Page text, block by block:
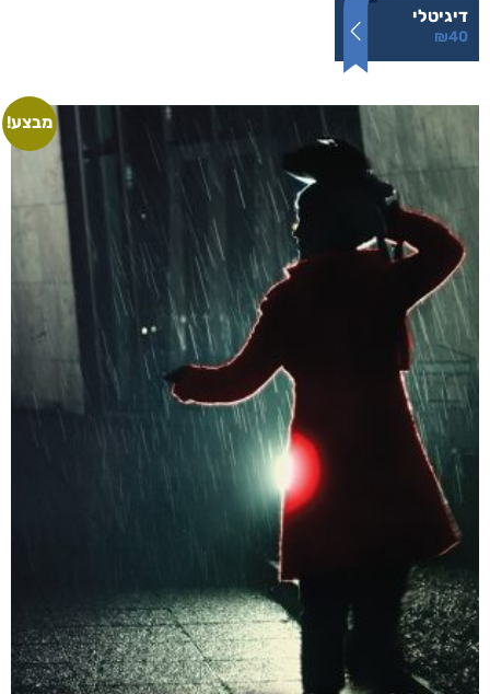
דיגיטלי
₪40
מבצע!